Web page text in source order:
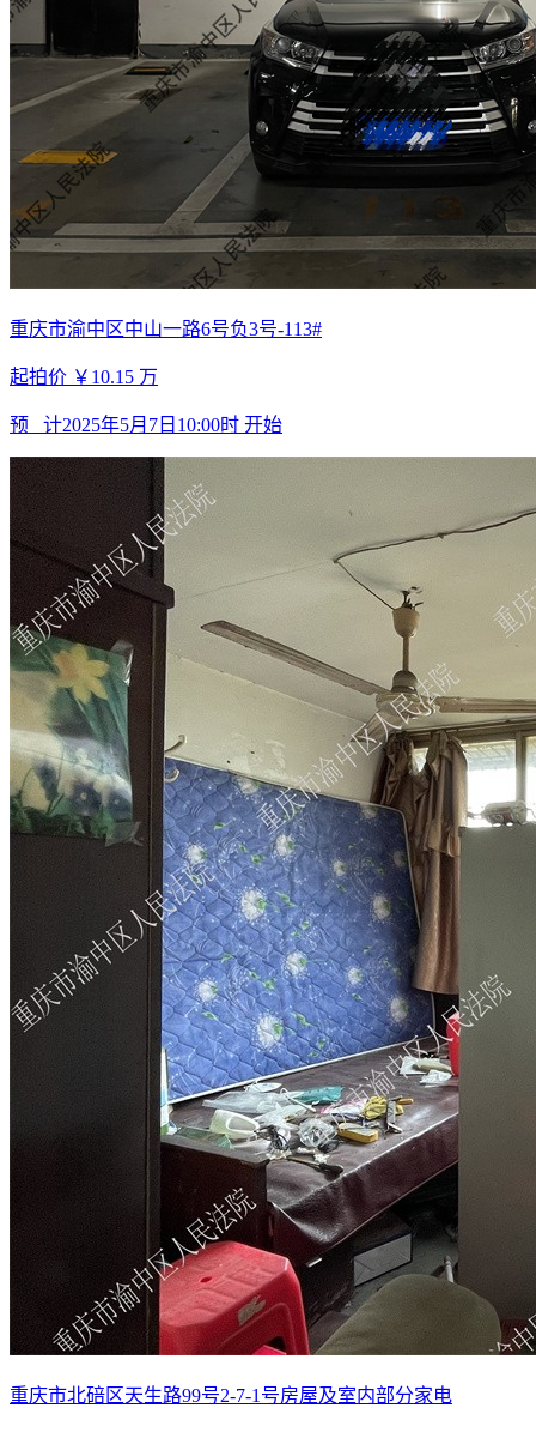
重庆市渝中区中山一路6号负3号-113#
起拍价 ￥10.15 万
预 计2025年5月7日10:00时 开始
重庆市北碚区天生路99号2-7-1号房屋及室内部分家电